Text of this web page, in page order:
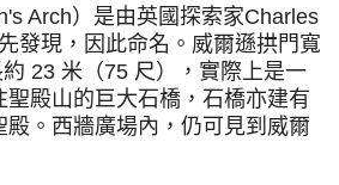
Arch）是由英國探索家Charles
發現，因此命名。威爾遜拱門寬
23 米（75 尺），實際上是一
殿山的巨大石橋，石橋亦建有
殿。西牆廣場內，仍可見到威爾